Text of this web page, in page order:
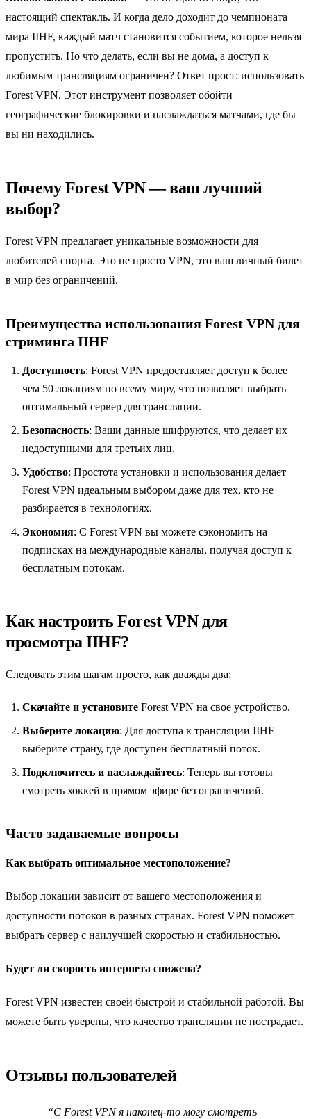
настоящий спектакль. И когда дело доходит до чемпионата
мира IIHF, каждый матч становится событием, которое нельзя
пропустить. Но что делать, если вы не дома, а доступ к
любимым трансляциям ограничен? Ответ прост: использовать
Forest VPN. Этот инструмент позволяет обойти
географические блокировки и наслаждаться матчами, где бы
вы ни находились.
Почему Forest VPN — ваш лучший
выбор?
Forest VPN предлагает уникальные возможности для
любителей спорта. Это не просто VPN, это ваш личный билет
в мир без ограничений.
Преимущества использования Forest VPN для
стриминга IIHF
Доступность: Forest VPN предоставляет доступ к более
чем 50 локациям по всему миру, что позволяет выбрать
оптимальный сервер для трансляции.
Безопасность: Ваши данные шифруются, что делает их
недоступными для третьих лиц.
Удобство: Простота установки и использования делает
Forest VPN идеальным выбором даже для тех, кто не
разбирается в технологиях.
Экономия: С Forest VPN вы можете сэкономить на
подписках на международные каналы, получая доступ к
бесплатным потокам.
Как настроить Forest VPN для
просмотра IIHF?
Следовать этим шагам просто, как дважды два:
Скачайте и установите Forest VPN на свое устройство.
Выберите локацию: Для доступа к трансляции IIHF
выберите страну, где доступен бесплатный поток.
Подключитесь и наслаждайтесь: Теперь вы готовы
смотреть хоккей в прямом эфире без ограничений.
Часто задаваемые вопросы
Как выбрать оптимальное местоположение?
Выбор локации зависит от вашего местоположения и
доступности потоков в разных странах. Forest VPN поможет
выбрать сервер с наилучшей скоростью и стабильностью.
Будет ли скорость интернета снижена?
Forest VPN известен своей быстрой и стабильной работой. Вы
можете быть уверены, что качество трансляции не пострадает.
Отзывы пользователей
“С Forest VPN я наконец-то могу смотреть